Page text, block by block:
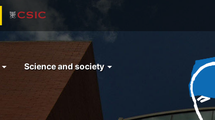
Science and society